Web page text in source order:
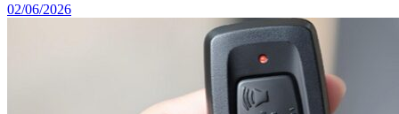
02/06/2026